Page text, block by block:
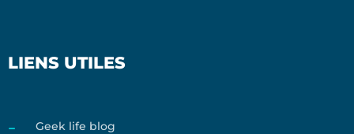
LIENS UTILES
Geek life blog